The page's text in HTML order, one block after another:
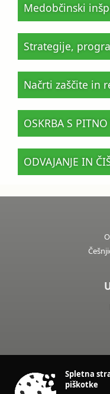
Medobčinski
Strategije,
Načrti zaščite in
OSKRBA S
ODVAJANJE IN
Spletna
piškotke